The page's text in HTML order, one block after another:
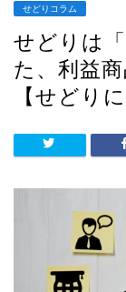
せどりコラム
せどりは
た、利益
【せどり